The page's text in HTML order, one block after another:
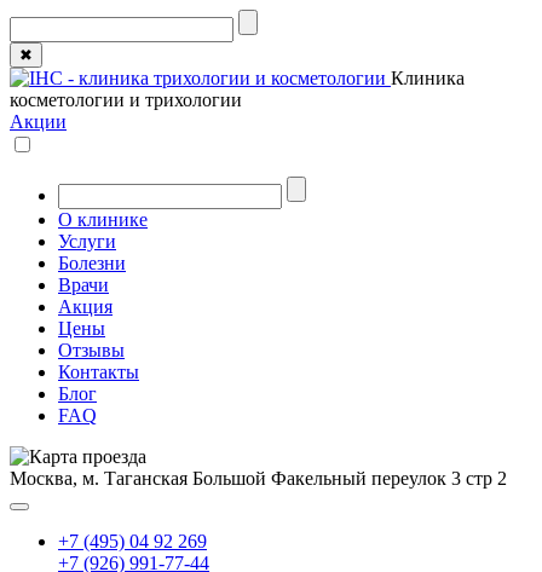
✖
Клиника
косметологии и трихологии
Акции
О клинике
Услуги
Болезни
Врачи
Акция
Цены
Отзывы
Контакты
Блог
FAQ
Москва, м. Таганская Большой Факельный переулок 3 стр 2
+7 (495) 04 92 269
+7 (926) 991-77-44